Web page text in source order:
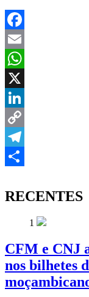
Facebook
Email
WhatsApp
X
LinkedIn
Copy
Link
Telegram
RECENTES
1
CFM e CNJ
nos bilhetes